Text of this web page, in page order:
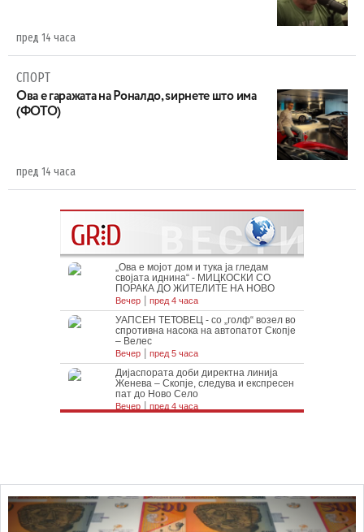
пред 14 часа
СПОРТ
Ова е гаражата на Роналдо, ѕирнете што има
(ФОТО)
пред 14 часа